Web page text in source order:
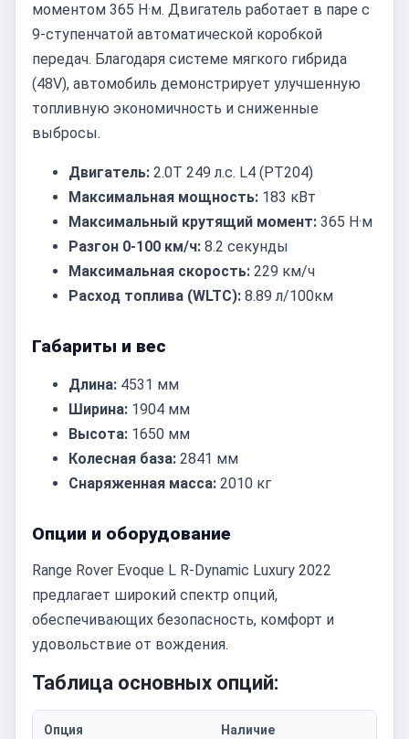
моментом 365 Н·м. Двигатель работает в паре с
9-ступенчатой автоматической коробкой
передач. Благодаря системе мягкого гибрида
(48V), автомобиль демонстрирует улучшенную
топливную экономичность и сниженные
выбросы.
Двигатель: 2.0T 249 л.с. L4 (PT204)
Максимальная мощность: 183 кВт
Максимальный крутящий момент: 365 Н·м
Разгон 0-100 км/ч: 8.2 секунды
Максимальная скорость: 229 км/ч
Расход топлива (WLTC): 8.89 л/100км
Габариты и вес
Длина: 4531 мм
Ширина: 1904 мм
Высота: 1650 мм
Колесная база: 2841 мм
Снаряженная масса: 2010 кг
Опции и оборудование
Range Rover Evoque L R-Dynamic Luxury 2022
предлагает широкий спектр опций,
обеспечивающих безопасность, комфорт и
удовольствие от вождения.
Таблица основных опций:
Опция Наличие